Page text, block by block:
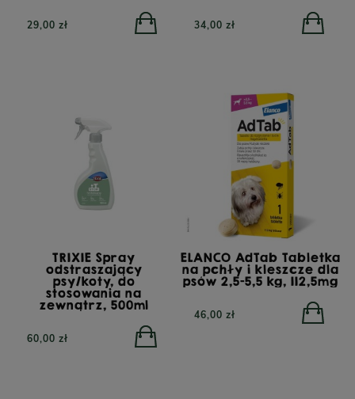
29,00 zł 34,00 zł
TRIXIE Spray
odstraszający
psy/koty, do
stosowania na
zewnątrz, 500ml
60,00 zł
ELANCO AdTab Tabletka
na pchły i kleszcze dla
psów 2,5-5,5 kg, 112,5mg
46,00 zł